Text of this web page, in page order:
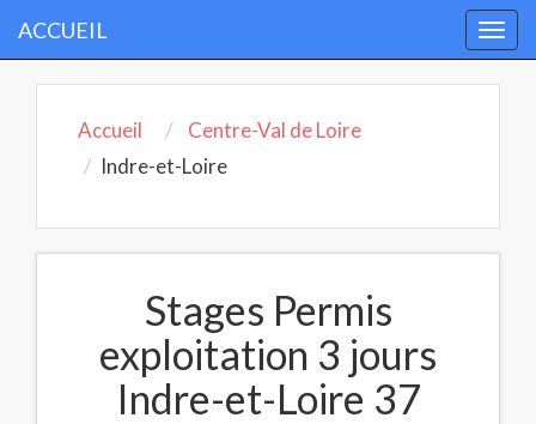
ACCUEIL
Accueil
Centre-Val de Loire
Indre-et-Loire
Stages Permis
exploitation 3 jours
Indre-et-Loire 37